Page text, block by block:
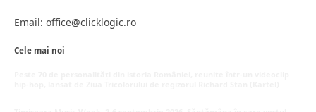
Email: office@clicklogic.ro
Cele mai noi